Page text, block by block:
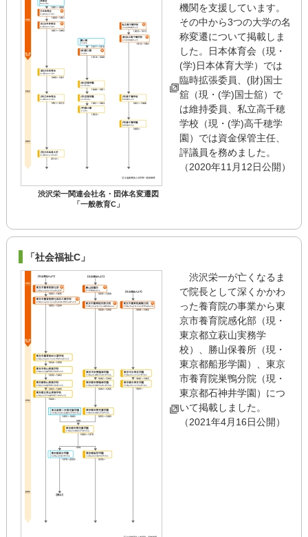
渋沢栄一関連会社名・団体名変遷図
「一般教育C」
機関を支援しています。
その中から3つの大学の名
称変遷について掲載しま
した。日本体育会（現・
(学)日本体育大学）では
臨時拡張委員、(財)国士
舘（現・(学)国士舘）で
は維持委員、私立高千穂
学校（現・(学)高千穂学
園）では資金保管主任、
評議員を務めました。
（2020年11月12日公開）
「社会福祉C」
渋沢栄一が亡くなるま
で院長として深くかかわ
った養育院の事業から東
京市養育院感化部（現・
東京都立萩山実務学
校）、勝山保養所（現・
東京都船形学園）、東京
市養育院巣鴨分院（現・
東京都石神井学園）につ
いて掲載しました。
（2021年4月16日公開）